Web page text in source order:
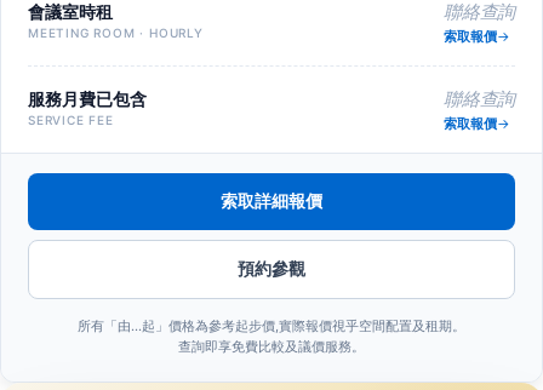
會議室時租
MEETING ROOM · HOURLY
聯絡查詢
索取報價
服務月費已包含
SERVICE FEE
聯絡查詢
索取報價
索取詳細報價
預約參觀
所有「由…起」價格為參考起步價,實際報價視乎空間配置及租期。
查詢即享免費比較及議價服務。